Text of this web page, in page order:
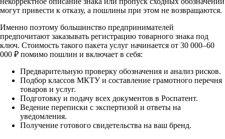
могут привести к отказу, а пошлины при этом не возвращаются.
Именно поэтому большинство предпринимателей
предпочитают заказывать регистрацию товарного знака под
ключ. Стоимость такого пакета услуг начинается от 30 000–60
000 ₽ помимо пошлин и включает в себя:
Предварительную проверку обозначения и анализ рисков.
Подбор классов МКТУ и составление грамотного перечня
товаров и услуг.
Подготовку и подачу всех документов в Роспатент.
Ведение переписки с экспертизой и ответы на
уведомления.
Получение готового свидетельства на ваш бренд.